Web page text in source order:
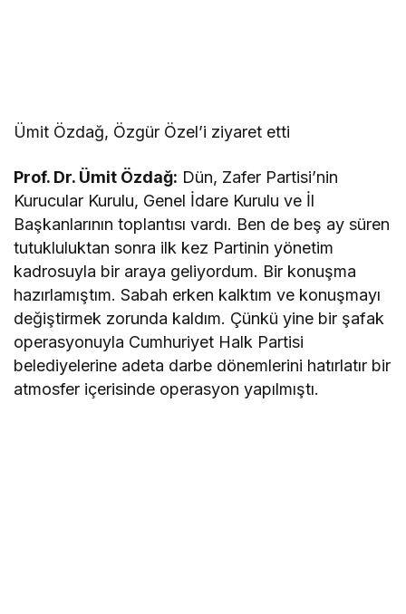
Ümit Özdağ, Özgür Özel’i ziyaret etti
Prof. Dr. Ümit Özdağ: Dün, Zafer Partisi’nin
Kurucular Kurulu, Genel İdare Kurulu ve İl
Başkanlarının toplantısı vardı. Ben de beş ay süren
tutukluluktan sonra ilk kez Partinin yönetim
kadrosuyla bir araya geliyordum. Bir konuşma
hazırlamıştım. Sabah erken kalktım ve konuşmayı
değiştirmek zorunda kaldım. Çünkü yine bir şafak
operasyonuyla Cumhuriyet Halk Partisi
belediyelerine adeta darbe dönemlerini hatırlatır bir
atmosfer içerisinde operasyon yapılmıştı.